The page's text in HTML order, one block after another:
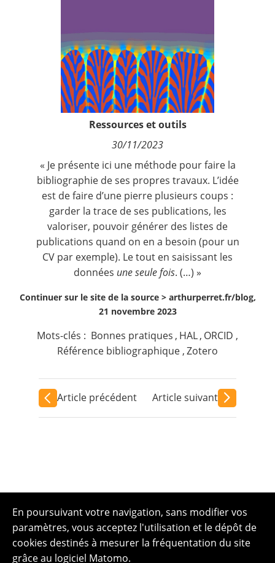
Nous suivre
Ressources et outils
30/11/2023
« Je présente ici une méthode pour faire la
bibliographie de ses propres travaux. L’idée
est de faire d’une pierre plusieurs coups :
garder la trace de ses publications, les
valoriser, pouvoir générer des listes de
publications quand on en a besoin (pour un
CV par exemple). Le tout en saisissant les
données une seule fois. (…) »
Continuer sur le site de la source > arthurperret.fr/blog,
21 novembre 2023
Mots-clés : Bonnes pratiques , HAL, ORCID ,
Référence bibliographique ,Zotero
Article précédent Article suivant
En poursuivant votre navigation, sans modifier vos
paramètres, vous acceptez l'utilisation et le dépôt de
cookies destinés à mesurer la fréquentation du site
grâce au logiciel Matomo.